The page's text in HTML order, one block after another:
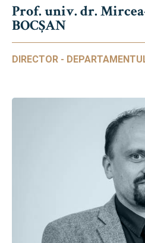
Prof. univ. dr.
BOCȘAN
DIRECTOR -